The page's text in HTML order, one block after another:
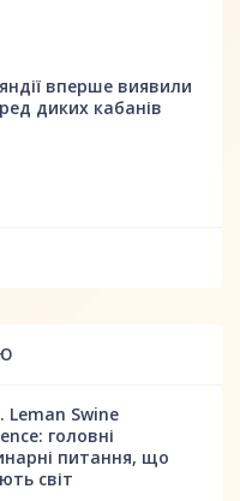
вперше виявили
диких кабанів
Leman Swine
головні
питання, що
світ